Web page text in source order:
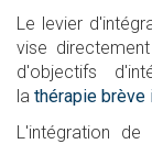
Le levier
vise
d'objectifs
la thérapie brève
L'intégration